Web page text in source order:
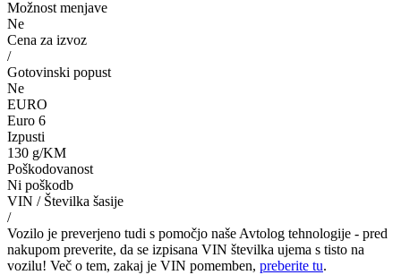
Možnost menjave
Ne
Cena za izvoz
/
Gotovinski popust
Ne
EURO
Euro 6
Izpusti
130 g/KM
Poškodovanost
Ni poškodb
VIN / Številka šasije
/
Vozilo je preverjeno tudi s pomočjo naše Avtolog tehnologije - pred
nakupom preverite, da se izpisana VIN številka ujema s tisto na
vozilu! Več o tem, zakaj je VIN pomemben, preberite tu.